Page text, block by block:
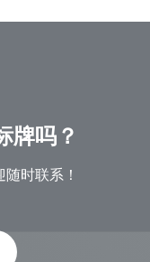
牌吗？
时联系！